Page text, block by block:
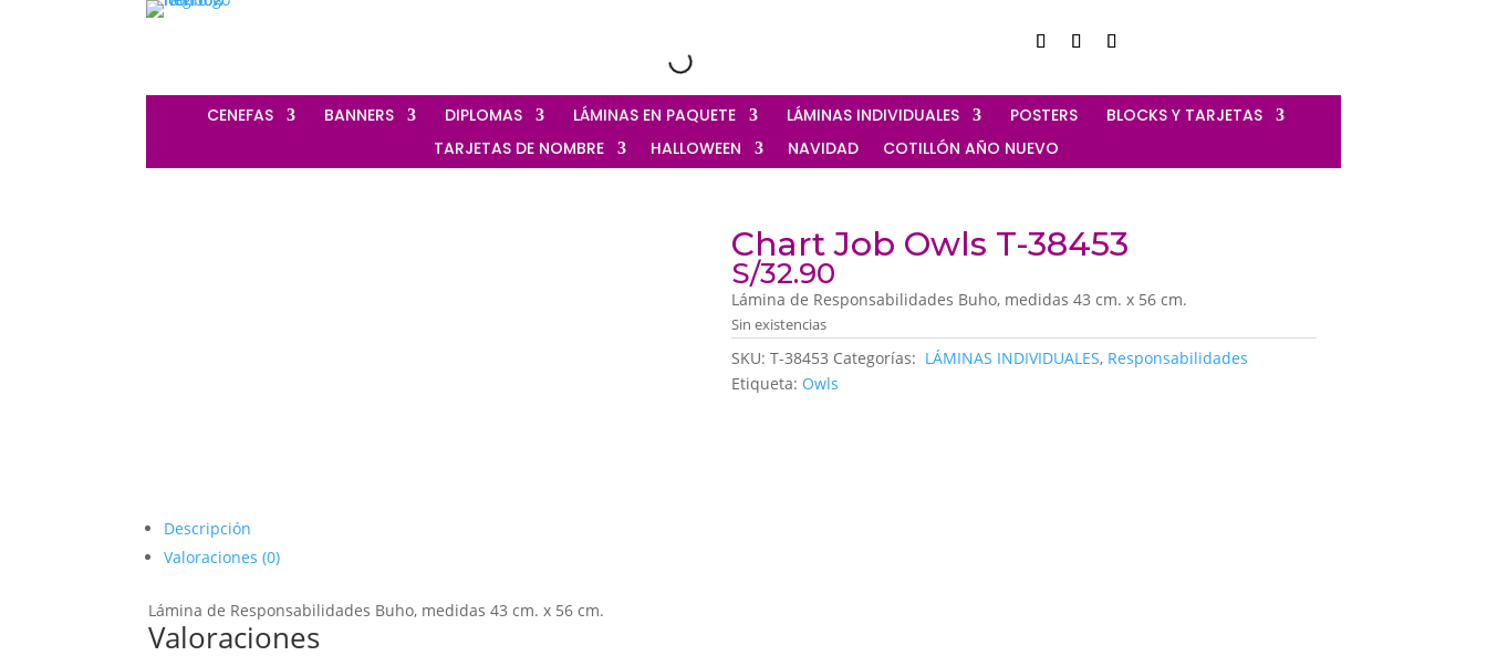
‎ CENEFAS ‎ BANNERS ‎ DIPLOMAS ‎ LÁMINAS EN PAQUETE ‎ LÁMINAS INDIVIDUALES ‎ POSTERS
‎ BLOCKS Y TARJETAS
‎ TARJETAS DE NOMBRE
HALLOWEEN NAVIDAD ‎COTILLÓN AÑO NUEVO
Chart Job Owls T-38453
S/32.90
Lámina de Responsabilidades Buho, medidas 43 cm. x 56 cm.
Sin existencias
SKU:T-38453 Categorías: ‎ LÁMINAS INDIVIDUALES, Responsabilidades
Etiqueta: Owls
Descripción
Valoraciones (0)
Lámina de Responsabilidades Buho, medidas 43 cm. x 56 cm.
Valoraciones